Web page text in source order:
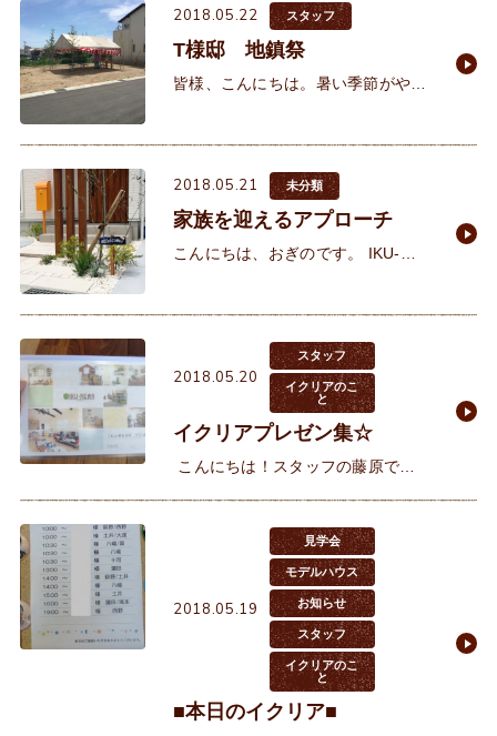
連続増で586人になり昨年より3
2018.05.22 スタッフ
T様邸 地鎮祭
皆様、こんにちは。暑い季節がやっ
2018.05.21 未分類
家族を迎えるアプローチ
こんにちは、おぎのです。 IKU-
2018.05.20
スタッフ
イクリアのこ
と
イクリアプレゼン集☆
こんにちは！スタッフの藤原で
らはお客様がお家の間取りをどう
2018.05.19
見学会
モデルハウス
お知らせ
スタッフ
イクリアのこ
と
■本日のイクリア■